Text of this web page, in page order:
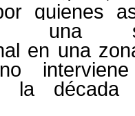
quienes
una
en una
la década